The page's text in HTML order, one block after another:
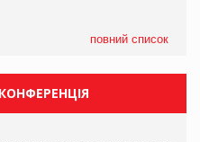
повний список